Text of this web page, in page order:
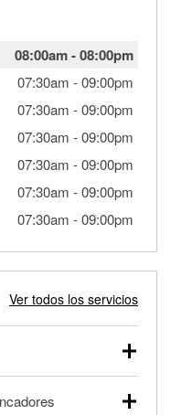
08:00am-08:00pm
07:30am -09:00pm
07:30am -09:00pm
07:30am -09:00pm
07:30am -09:00pm
07:30am -09:00pm
07:30am -09:00pm
Ver todos los servicios
y